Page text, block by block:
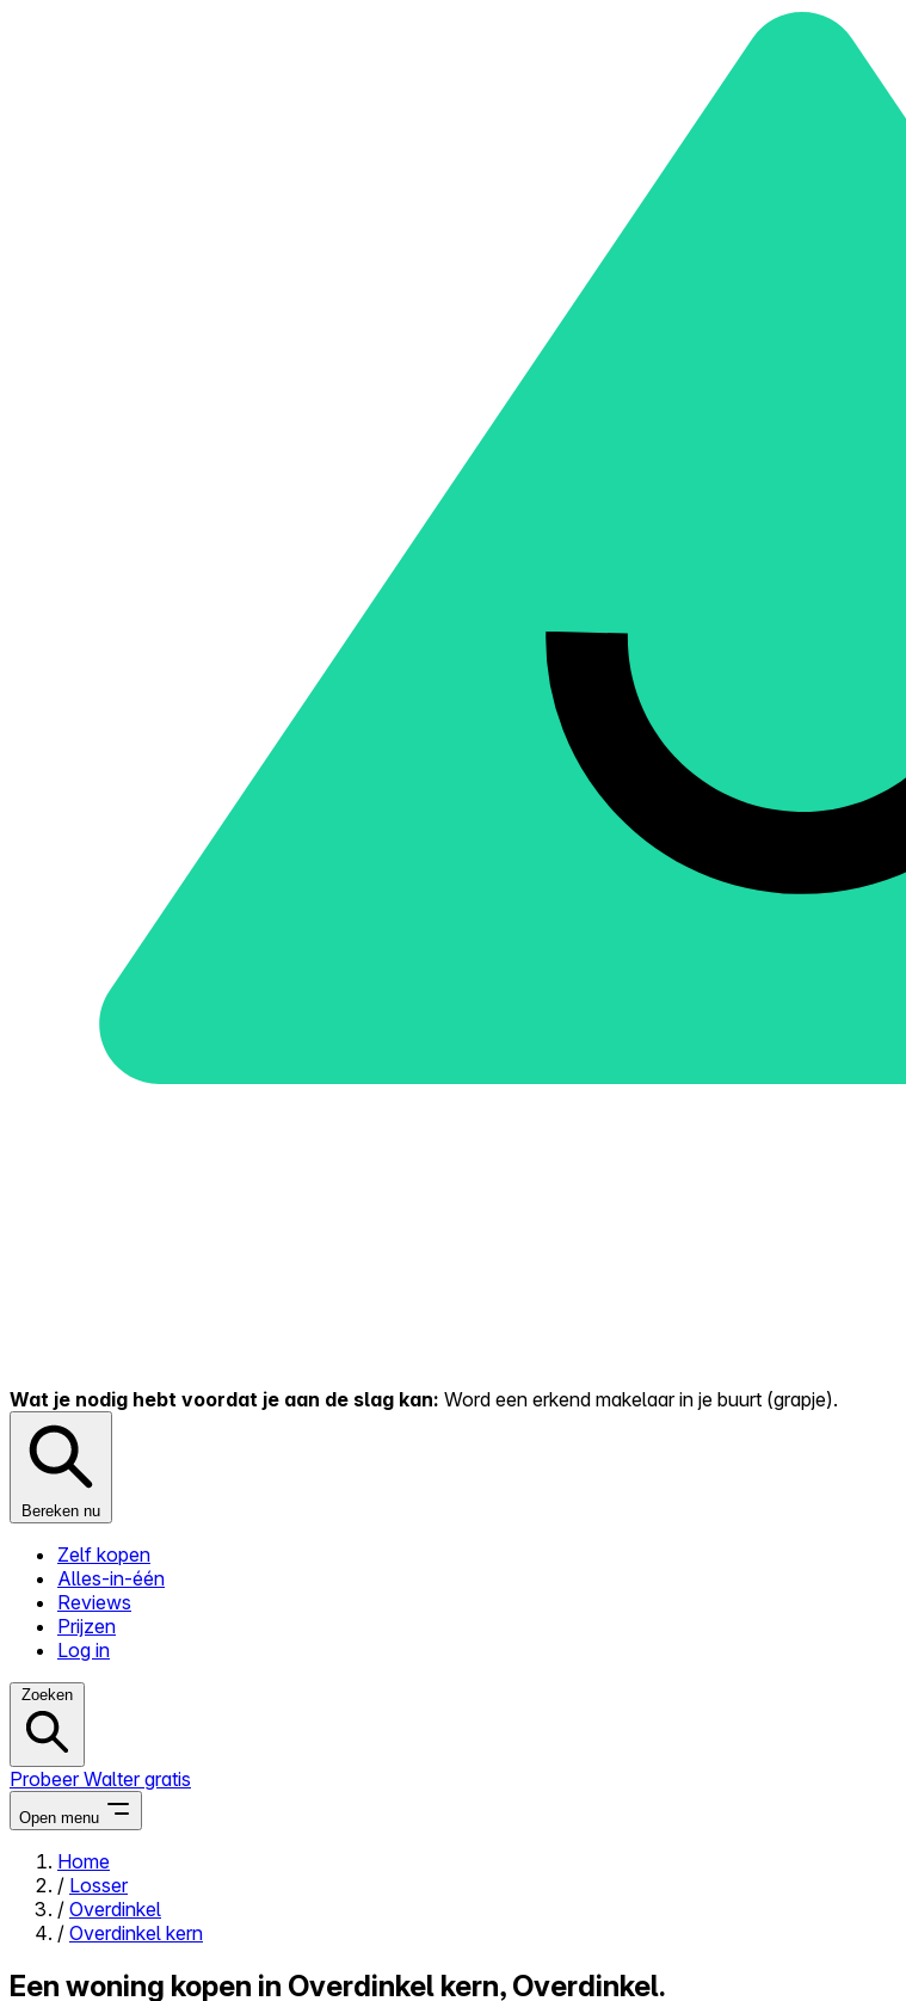
Wat je nodig hebt voordat je aan de slag kan: Word een erkend makelaar in je buurt (grapje).
Bereken nu
Zelf kopen
Alles-in-één
Reviews
Prijzen
Log in
Zoeken
Probeer Walter gratis
Open menu
Close menu
Home
/ Losser
/ Overdinkel
/ Overdinkel kern
Een woning kopen in Overdinkel kern, Overdinkel.